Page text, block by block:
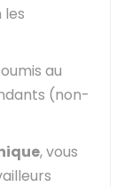
les
au
(non-
, vous